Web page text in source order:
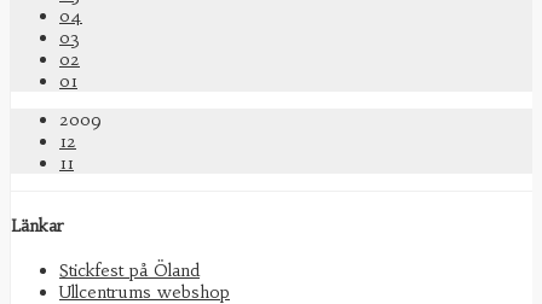
04
03
02
01
2009
12
11
Länkar
Stickfest på Öland
Ullcentrums webshop